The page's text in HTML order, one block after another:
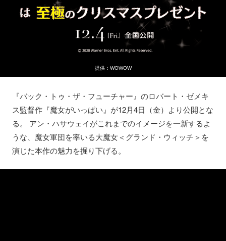
提供：WOWOW
『バック・トゥ・ザ・フューチャー』のロバート・ゼメキ
ス監督作『魔女がいっぱい』が12月4日（金）より公開とな
る。 アン・ハサウェイがこれまでのイメージを一新するよ
うな、魔女軍団を率いる大魔女＜グランド・ウィッチ＞を
演じた本作の魅力を掘り下げる。